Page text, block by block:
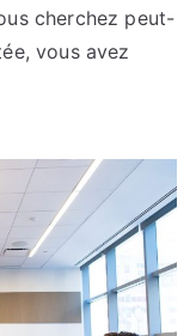
cherchez peut-
vous avez